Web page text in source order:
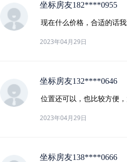
坐标房友182****0955
现在什么价格，合适的话
2023年04月29日
坐标房友132****0646
位置还可以，也比较方便
2023年04月29日
坐标房友138****0666